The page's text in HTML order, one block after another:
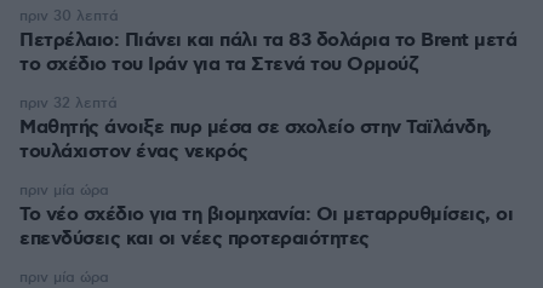
Πετρέλαιο: Πιάνει και πάλι τα 83 δολάρια το Brent μετά
το σχέδιο του Ιράν για τα Στενά του Ορμούζ
πριν 30 λεπτά
Μαθητής άνοιξε πυρ μέσα σε σχολείο στην Ταϊλάνδη,
τουλάχιστον ένας νεκρός
πριν 32 λεπτά
Το νέο σχέδιο για τη βιομηχανία: Οι μεταρρυθμίσεις, οι
επενδύσεις και οι νέες προτεραιότητες
πριν μία ώρα
πριν μία ώρα